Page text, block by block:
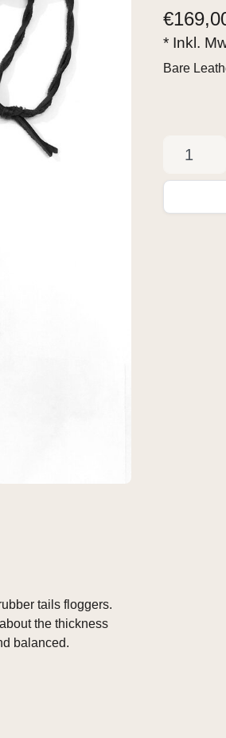
tails floggers.
the thickness
balanced.
€
* Inkl.
Bare